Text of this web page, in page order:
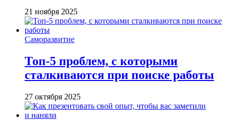
21 ноября 2025
Саморазвитие
Топ-5 проблем, с которыми
сталкиваются при поиске работы
27 октября 2025